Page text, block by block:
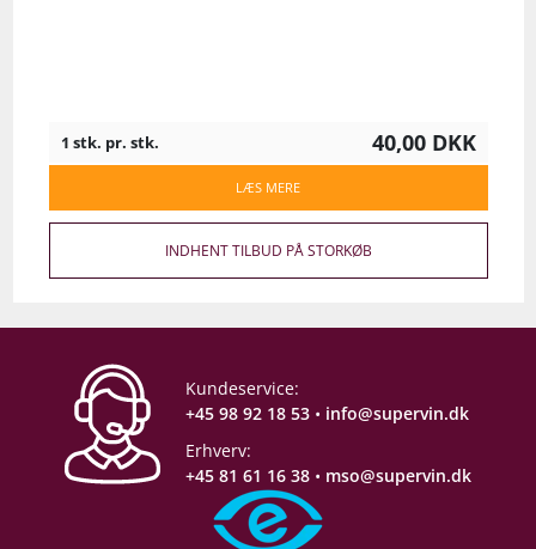
1 stk. pr. stk. 40,00 DKK
LÆS MERE
INDHENT TILBUD PÅ STORKØB
Kundeservice:
+45 98 92 18 53 • info@supervin.dk
Erhverv:
+45 81 61 16 38 • mso@supervin.dk